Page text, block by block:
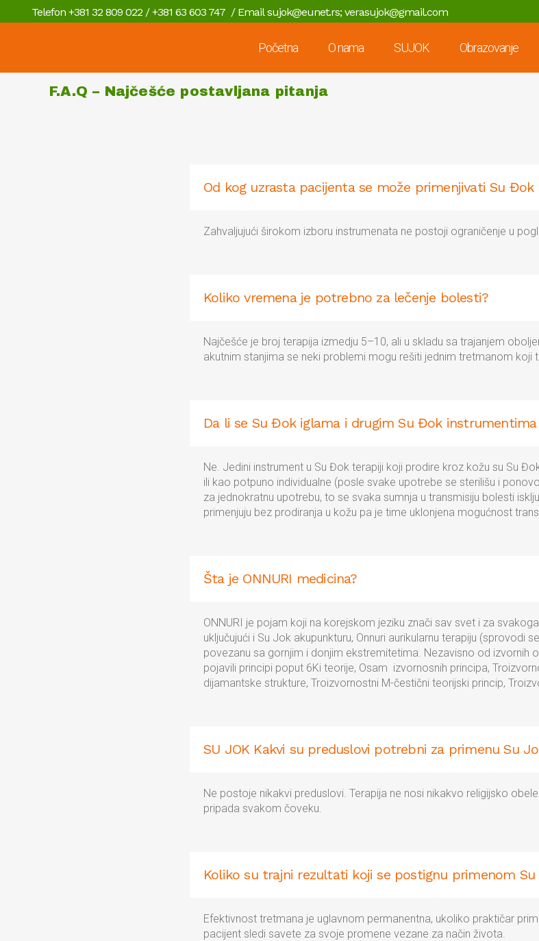
Telefon +381 32 809 022 / +381 63 603 747 / Emailsujok@eunet.rs; verasujok@gmail.com
Početna O nama SUJOK Obrazovanje
F.A.Q – Najčešće postavljana pitanja
Od kog uzrasta pacijenta se može primenjivati Su Đok
Zahvaljujući širokom izboru instrumenata ne postoji ograničenje u
Koliko vremena je potrebno za lečenje bolesti?
Najčešće je broj terapija izmedju 5–10, ali u skladu sa trajanjem
akutnim stanjima se neki problemi mogu rešiti jednim tretmanom koji
Da li se Su Đok iglama i drugim Su Đok
Ne. Jedini instrument u Su Đok terapiji koji prodire kroz kožu su Su
ili kao potpuno individualne (posle svake upotrebe se sterilišu i
za jednokratnu upotrebu, to se svaka sumnja u transmisiju bolesti
primenjuju bez prodiranja u kožu pa je time uklonjena mogućnost
Šta je ONNURI medicina?
ONNURI je pojam koji na korejskom jeziku znači sav svet i za
uključujući i Su Jok akupunkturu, Onnuri aurikularnu terapiju (sprovodi
povezanu sa gornjim i donjim ekstremitetima. Nezavisno od izvornih
pojavili principi poput 6Ki teorije, Osam izvornosnih principa,
dijamantske strukture, Troizvornostni M-čestični teorijski princip,
SU JOK Kakvi su preduslovi potrebni za primenu Su
Ne postoje nikakvi preduslovi. Terapija ne nosi nikakvo religijsko
pripada svakom čoveku.
Koliko su trajni rezultati koji se postignu primenom
Efektivnost tretmana je uglavnom permanentna, ukoliko praktičar
pacijent sledi savete za svoje promene vezane za način života.